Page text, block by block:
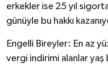
erkekler ise 25 yıl
günüyle bu hakkı
Engelli Bireyler: En az
vergi indirimi alanlar